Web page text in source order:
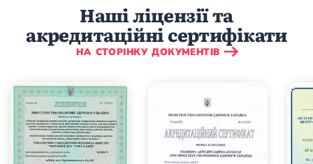
Наші ліцензії та
акредитаційні сертифікати
НА СТОРІНКУ ДОКУМЕНТІВ